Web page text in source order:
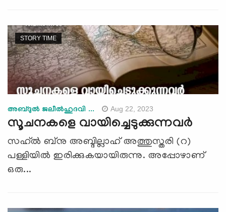
STORY TIME
അബ്ദുല്‍ ജലീല്‍ഹുദവി ... Aug 22, 2023
സൂചനകളെ വായിച്ചെടുക്കുന്നവര്‍
സഹ്‍ൽ ബ്നു അബ്ദില്ലാഹ് അത്തുസ്തരി (റ)
പള്ളിയില്‍ ഇരിക്കുകയായിരുന്നു. അപ്പോഴാണ്
ഒരു...